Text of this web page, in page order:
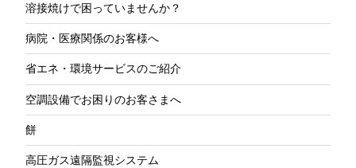
溶接焼けで困っていませんか？
病院・医療関係のお客様へ
省エネ・環境サービスのご紹介
空調設備でお困りのお客さまへ
餅
高圧ガス遠隔監視システム